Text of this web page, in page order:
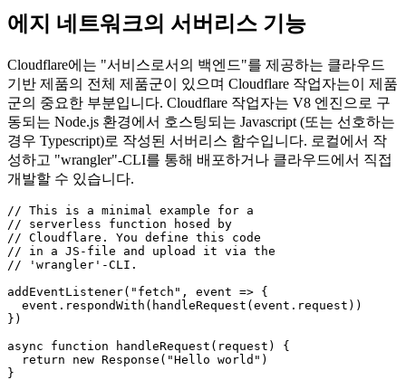
Cloudflare의 CDN에서 호스팅하는 빠른 서버리스 기능
에지 네트워크의 서버리스 기능
Cloudflare에는 "서비스로서의 백엔드"를 제공하는 클라우드
기반 제품의 전체 제품군이 있으며 Cloudflare 작업자는이 제품
군의 중요한 부분입니다. Cloudflare 작업자는 V8 엔진으로 구
경우 Typescript)로 작성된 서버리스 함수입니다. 로컬에서 작
성하고 "wrangler"-CLI를 통해 배포하거나 클라우드에서 직접
개발할 수 있습니다.
// serverless function hosed by
// Cloudflare. You define this code
// in a JS-file and upload it via the
addEventListener("fetch", event => {